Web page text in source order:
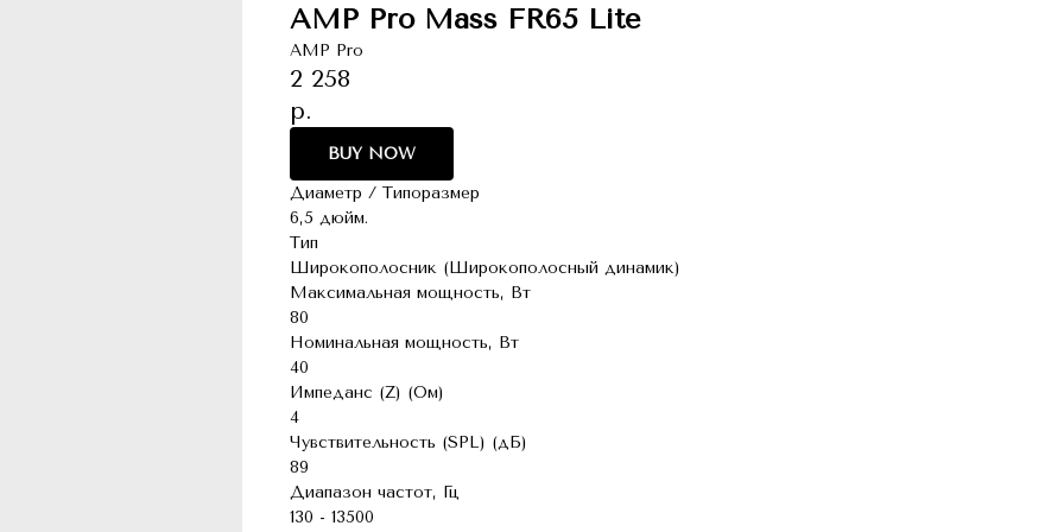
AMP Pro Mass FR65 Lite
AMP Pro
2 258
р.
BUY NOW
Диаметр / Типоразмер
6,5 дюйм.
Тип
Широкополосник (Широкополосный динамик)
Максимальная мощность, Вт
80
Номинальная мощность, Вт
40
Импеданс (Z) (Ом)
4
Чувствительность (SPL) (дБ)
89
Диапазон частот, Гц
130 - 13500